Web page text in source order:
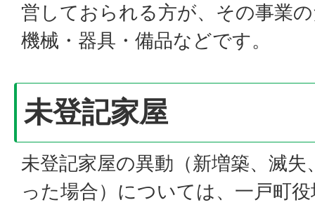
営しておられる方が、その事業
機械・器具・備品などです。
未登記家屋
未登記家屋の異動（新増築、滅
った場合）については、一戸町